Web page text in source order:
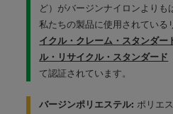
ど）がバージンナイロンよりも
私たちの製品に使用されている
イクル・クレーム・スタンダー
ル・リサイクル・スタンダード
て認証されています。
バージンポリエステル: ポリエ